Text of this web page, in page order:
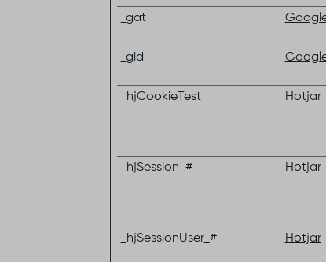
_gat
_gid
_hjCookieTest Hotjar
_hjSession_# Hotjar
_hjSessionUser_# Hotjar